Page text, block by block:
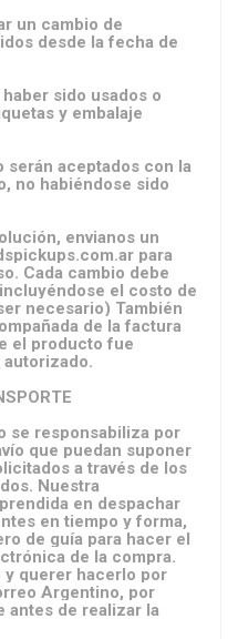
un cambio de
desde la fecha de
sido usados o
y embalaje
serán aceptados con la
no habiéndose sido
envianos un
para
Cada cambio debe
el costo de
necesario) También
de la factura
el producto fue
se responsabiliza por
que puedan suponer
a través de los
Nuestra
en despachar
en tiempo y forma,
de guía para hacer el
de la compra.
y querer hacerlo por
Argentino, por
antes de realizar la